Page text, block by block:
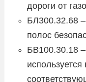
дороги от
БЛ300.32.68 –
полос
БВ100.30.18